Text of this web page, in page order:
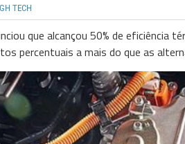
TECH
que alcançou 50% de eficiência
percentuais a mais do que as